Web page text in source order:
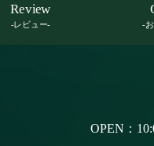
Review
-レビュー- -
OPEN：